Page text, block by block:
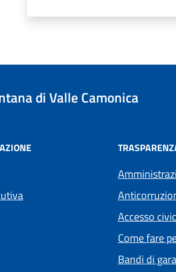
di Valle Camonica
Accesso
Come fare
Bandi di gara